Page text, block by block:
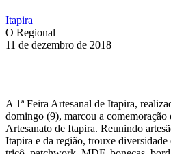
Itapira
O Regional
11 de dezembro de 2018
A 1ª Feira Artesanal de Itapira,
domingo (9), marcou a
Artesanato de Itapira. Reunindo
Itapira e da região, trouxe diversidade